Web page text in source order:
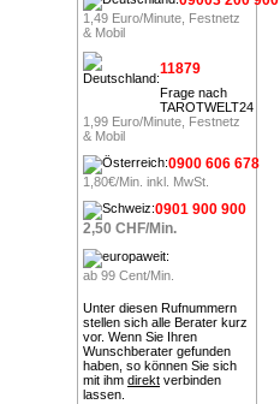
1,49 Euro/Minute, Festnetz
& Mobil
11879
Frage nach
TAROTWELT24
1,99 Euro/Minute, Festnetz
& Mobil
0900 606 678
1,80€/Min. inkl. MwSt.
0901 900 900
2,50 CHF/Min.
ab 99 Cent/Min.
Unter diesen Rufnummern
stellen sich alle Berater kurz
vor. Wenn Sie Ihren
Wunschberater gefunden
haben, so können Sie sich
mit ihm direkt verbinden
lassen.